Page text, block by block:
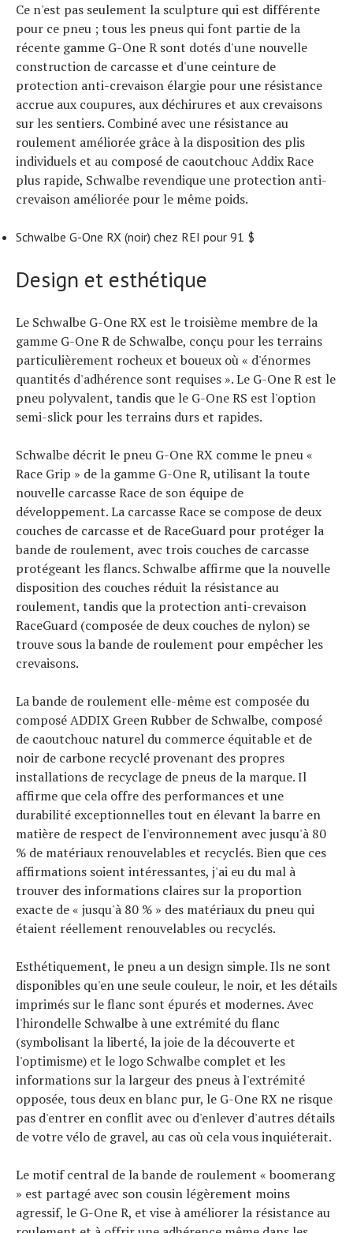
Ce n'est pas seulement la sculpture qui est différente
pour ce pneu ; tous les pneus qui font partie de la
récente gamme G-One R sont dotés d'une nouvelle
construction de carcasse et d'une ceinture de
protection anti-crevaison élargie pour une résistance
accrue aux coupures, aux déchirures et aux crevaisons
sur les sentiers. Combiné avec une résistance au
roulement améliorée grâce à la disposition des plis
individuels et au composé de caoutchouc Addix Race
plus rapide, Schwalbe revendique une protection anti-
crevaison améliorée pour le même poids.
Schwalbe G-One RX (noir) chez REI pour 91 $
Design et esthétique
Le Schwalbe G-One RX est le troisième membre de la
gamme G-One R de Schwalbe, conçu pour les terrains
particulièrement rocheux et boueux où « d'énormes
quantités d'adhérence sont requises ». Le G-One R est le
pneu polyvalent, tandis que le G-One RS est l'option
semi-slick pour les terrains durs et rapides.
Schwalbe décrit le pneu G-One RX comme le pneu «
Race Grip » de la gamme G-One R, utilisant la toute
nouvelle carcasse Race de son équipe de
développement. La carcasse Race se compose de deux
couches de carcasse et de RaceGuard pour protéger la
bande de roulement, avec trois couches de carcasse
protégeant les flancs. Schwalbe affirme que la nouvelle
disposition des couches réduit la résistance au
roulement, tandis que la protection anti-crevaison
RaceGuard (composée de deux couches de nylon) se
trouve sous la bande de roulement pour empêcher les
crevaisons.
La bande de roulement elle-même est composée du
composé ADDIX Green Rubber de Schwalbe, composé
de caoutchouc naturel du commerce équitable et de
noir de carbone recyclé provenant des propres
installations de recyclage de pneus de la marque. Il
affirme que cela offre des performances et une
durabilité exceptionnelles tout en élevant la barre en
matière de respect de l'environnement avec jusqu'à 80
% de matériaux renouvelables et recyclés. Bien que ces
affirmations soient intéressantes, j'ai eu du mal à
trouver des informations claires sur la proportion
exacte de « jusqu'à 80 % » des matériaux du pneu qui
étaient réellement renouvelables ou recyclés.
Esthétiquement, le pneu a un design simple. Ils ne sont
disponibles qu'en une seule couleur, le noir, et les détails
imprimés sur le flanc sont épurés et modernes. Avec
l'hirondelle Schwalbe à une extrémité du flanc
(symbolisant la liberté, la joie de la découverte et
l'optimisme) et le logo Schwalbe complet et les
informations sur la largeur des pneus à l'extrémité
opposée, tous deux en blanc pur, le G-One RX ne risque
pas d'entrer en conflit avec ou d'enlever d'autres détails
de votre vélo de gravel, au cas où cela vous inquiéterait.
Le motif central de la bande de roulement « boomerang
» est partagé avec son cousin légèrement moins
agressif, le G-One R, et vise à améliorer la résistance au
Technologies
Tests de produits
Conseils
Tendances
Tous nos articles
À propos